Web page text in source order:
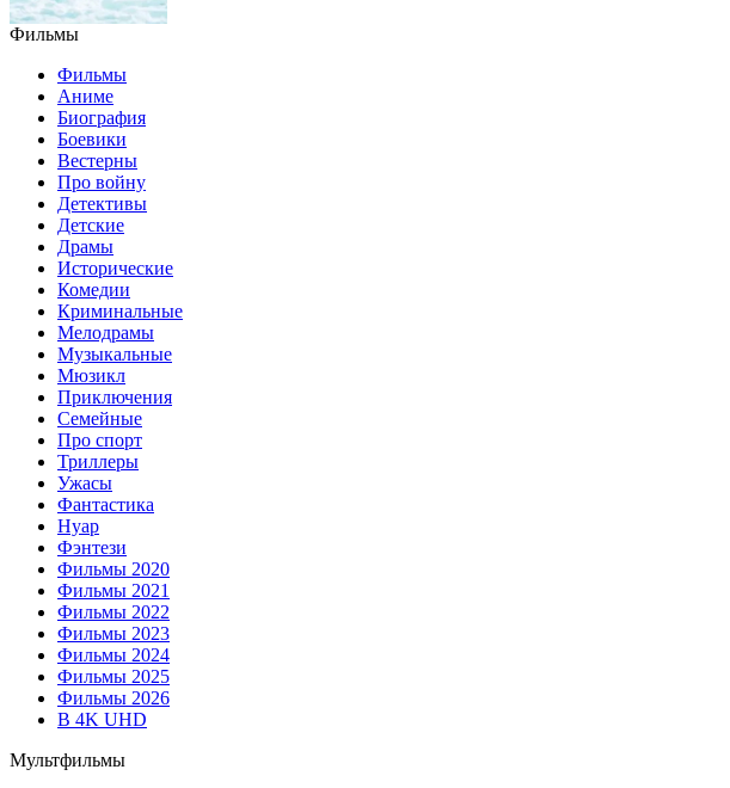
Фильмы
Фильмы
Аниме
Биография
Боевики
Вестерны
Про войну
Детективы
Детские
Драмы
Исторические
Комедии
Криминальные
Мелодрамы
Музыкальные
Мюзикл
Приключения
Семейные
Про спорт
Триллеры
Ужасы
Фантастика
Нуар
Фэнтези
Фильмы 2020
Фильмы 2021
Фильмы 2022
Фильмы 2023
Фильмы 2024
Фильмы 2025
Фильмы 2026
В 4K UHD
Мультфильмы